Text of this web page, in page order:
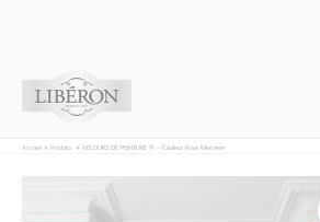
Accueil Produits VELOURS DE PEINTURE ® – Couleur Rose Mercière